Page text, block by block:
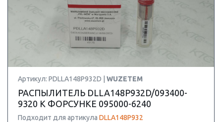
Артикул: PDLLA148P932D | WUZETEM
РАСПЫЛИТЕЛЬ DLLA148P932D/093400-
9320 К ФОРСУНКЕ 095000-6240
Подходит для артикула DLLA148P932